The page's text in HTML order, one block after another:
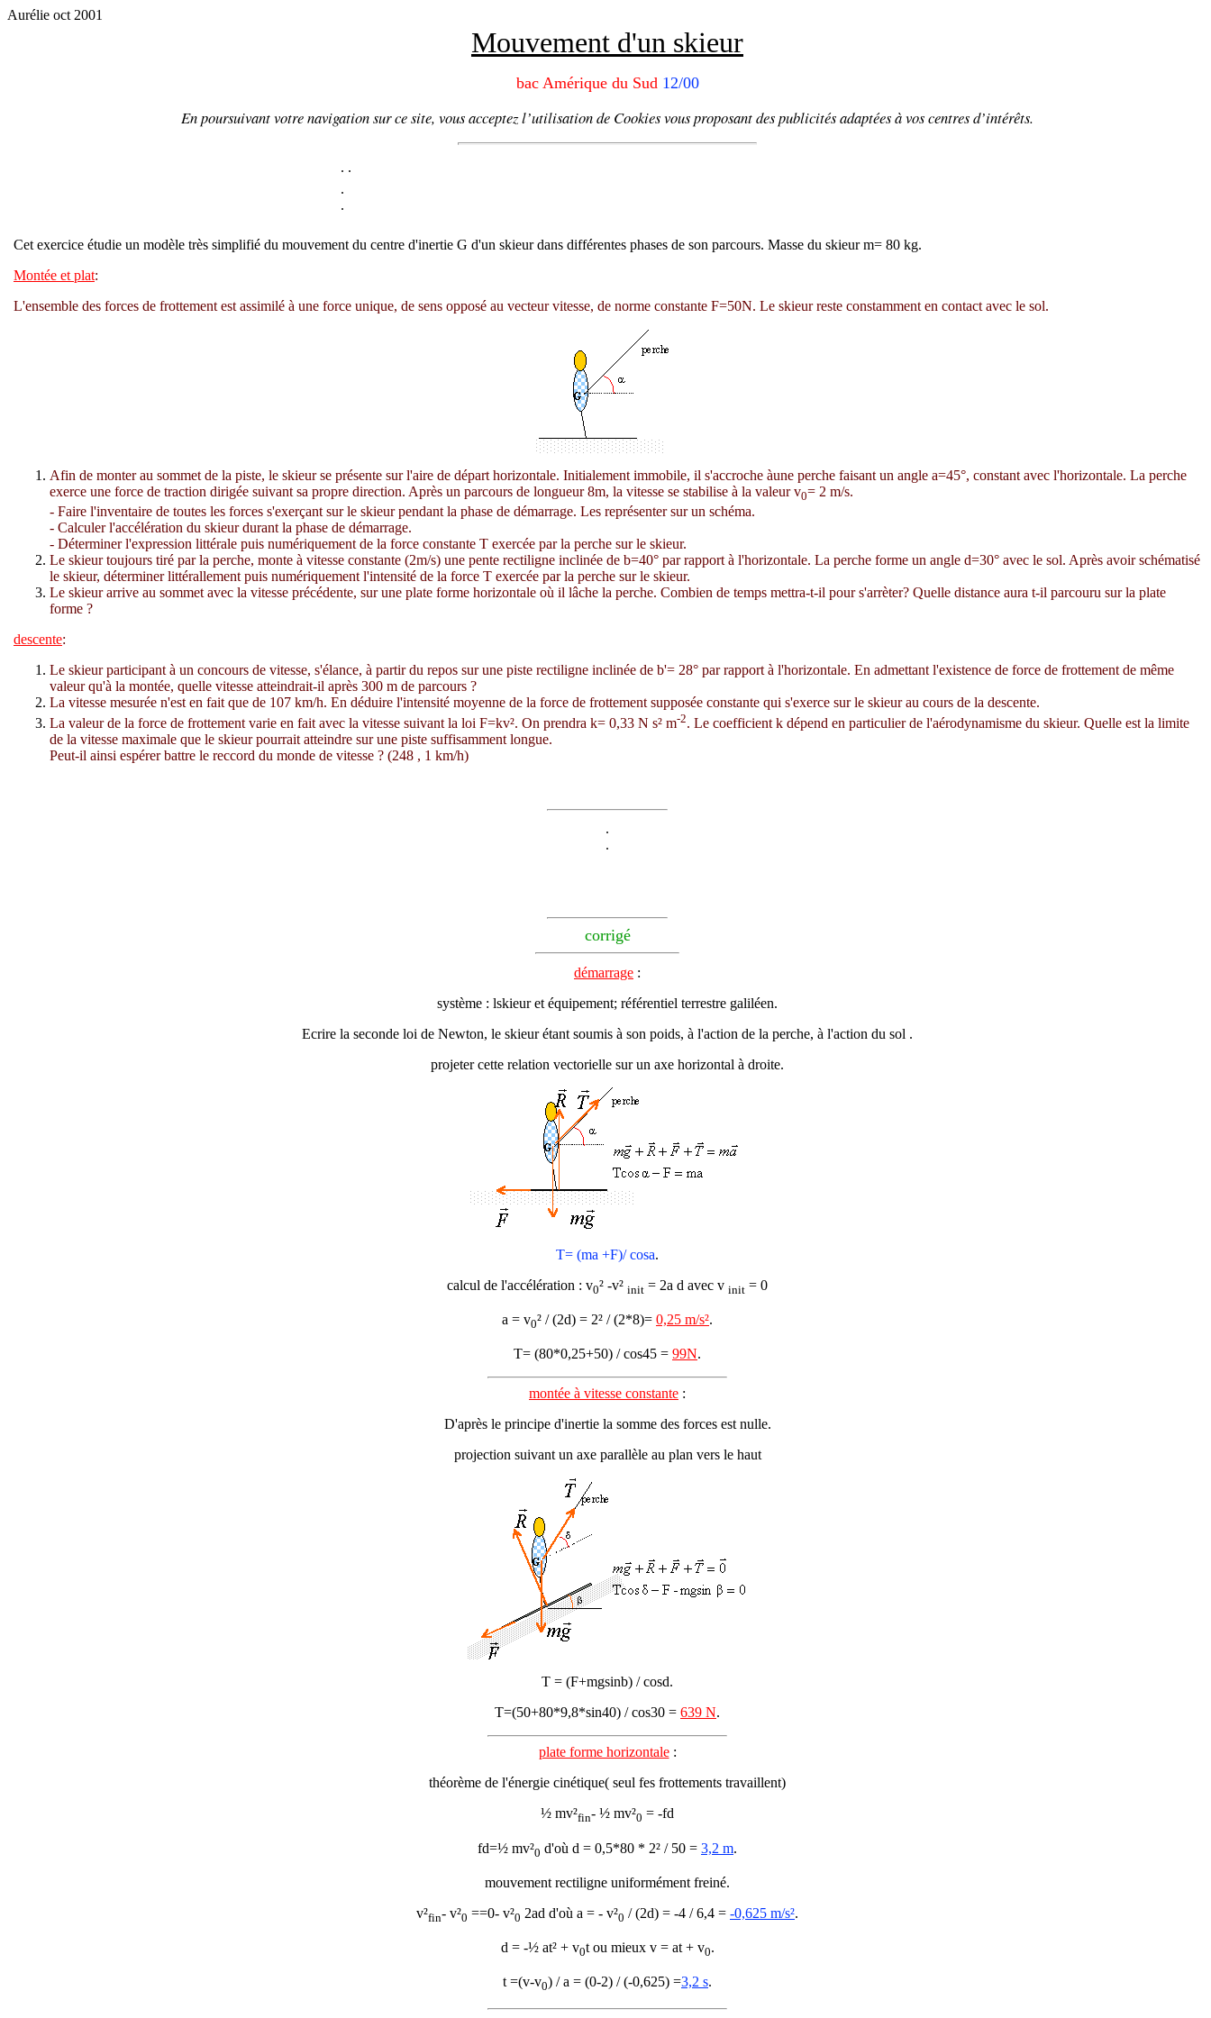
Aurélie oct 2001
Mouvement d'un skieur
bac Amérique du Sud 12/00
En poursuivant votre navigation sur ce site, vous acceptez l’utilisation de Cookiesvous proposantdes publicités adaptées à vos centres d’intérêts.
. .
.
.
Cet exercice étudie un modèle très simplifié du mouvement du centre d'inertie G d'un skieur dans différentes phases de son parcours. Masse du skieur m= 80 kg.
Montée et plat:
L'ensemble des forces de frottement est assimilé à une force unique, de sens opposé au vecteur vitesse, de norme constante F=50N. Le skieur reste constamment en contact avec le sol.
Afin de monter au sommet de la piste, le skieur se présente sur l'aire de départ horizontale. Initialement immobile, il s'accroche àune perche faisant un angle a=45°, constant avec l'horizontale. La perche
exerce une force de traction dirigée suivant sa propre direction. Après un parcours de longueur 8m, la vitesse se stabilise à la valeur v0= 2 m/s.
- Faire l'inventaire de toutes les forces s'exerçant sur le skieur pendant la phase de démarrage. Les représenter sur un schéma.
- Calculer l'accélération du skieur durant la phase de démarrage.
- Déterminer l'expression littérale puis numériquement de la force constante T exercée par la perche sur le skieur.
Le skieur toujours tiré par la perche, monte à vitesse constante (2m/s) une pente rectiligne inclinée de b=40° par rapport à l'horizontale. La perche forme un angle d=30° avec le sol. Après avoir schématisé
le skieur, déterminer littérallement puis numériquement l'intensité de la force T exercée par la perche sur le skieur.
Le skieur arrive au sommet avec la vitesse précédente, sur une plate forme horizontale où il lâche la perche. Combien de temps mettra-t-il pour s'arrèter? Quelle distance aura t-il parcouru sur la plate
forme ?
descente:
Le skieur participant à un concours de vitesse, s'élance, à partir du repos sur une piste rectiligne inclinée de b'= 28° par rapport à l'horizontale. En admettant l'existence de force de frottement de même
valeur qu'à la montée, quelle vitesse atteindrait-il après 300 m de parcours ?
La vitesse mesurée n'est en fait que de 107 km/h. En déduire l'intensité moyenne de la force de frottement supposée constante qui s'exerce sur le skieur au cours de la descente.
La valeur de la force de frottement varie en fait avec la vitesse suivant la loi F=kv². On prendra k= 0,33 N s² m-2. Le coefficient k dépend en particulier de l'aérodynamisme du skieur. Quelle est la limite
de la vitesse maximale que le skieur pourrait atteindre sur une piste suffisamment longue.
Peut-il ainsi espérer battre le reccord du monde de vitesse ? (248 , 1 km/h)
.
.
corrigé
démarrage :
système : lskieur et équipement; référentiel terrestre galiléen.
Ecrire la seconde loi de Newton, le skieur étant soumis à son poids, à l'action de la perche, à l'action du sol .
projeter cette relation vectorielle sur un axe horizontal à droite.
T= (ma +F)/ cosa.
calcul de l'accélération : v0² -v² init = 2a d avec v init = 0
a = v0² / (2d) = 2² / (2*8)= 0,25 m/s².
T= (80*0,25+50) / cos45 = 99N.
montée à vitesse constante :
D'après le principe d'inertie la somme des forces est nulle.
projection suivant un axe parallèle au plan vers le haut
T = (F+mgsinb) / cosd.
T=(50+80*9,8*sin40) / cos30 = 639 N.
plate forme horizontale:
théorème de l'énergie cinétique( seul fes frottements travaillent)
½ mv²fin- ½ mv²0 = -fd
fd=½ mv²0 d'où d = 0,5*80 * 2² / 50 = 3,2 m.
mouvement rectiligne uniformément freiné.
v²fin- v²0 ==0- v²0 2ad d'où a = - v²0 / (2d) = -4 / 6,4 = -0,625 m/s².
d = -½ at² + v0t ou mieux v = at + v0.
t =(v-v0) / a = (0-2) / (-0,625) =3,2 s.